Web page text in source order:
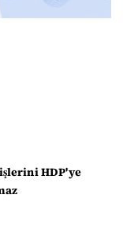
HDP'ye